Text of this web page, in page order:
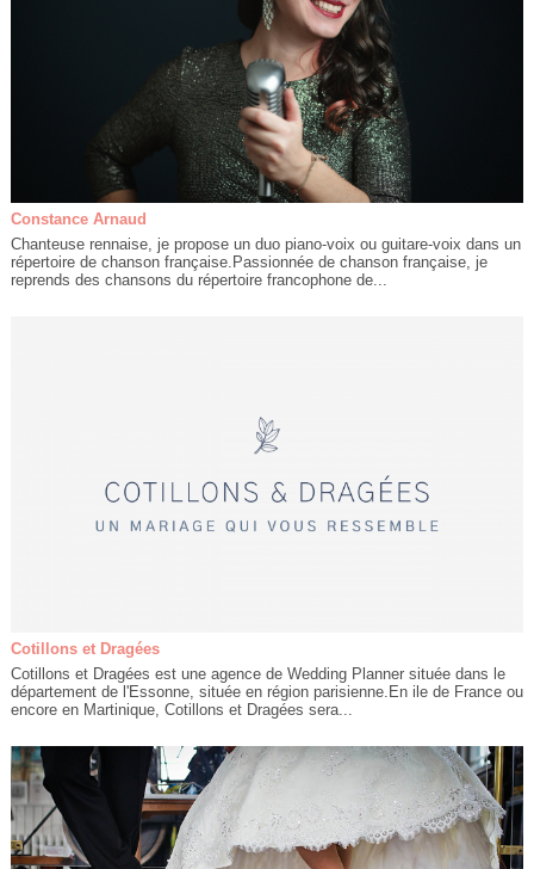
Constance Arnaud
Chanteuse rennaise, je propose un duo piano-voix ou guitare-voix dans un
répertoire de chanson française.Passionnée de chanson française, je
reprends des chansons du répertoire francophone de...
Cotillons et Dragées
Cotillons et Dragées est une agence de Wedding Planner située dans le
département de l'Essonne, située en région parisienne.En ile de France ou
encore en Martinique, Cotillons et Dragées sera...